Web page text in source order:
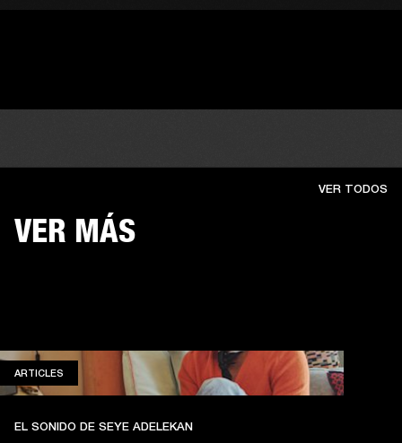
VER MÁS
VER TODOS
ARTICLES
EL SONIDO DE SEYE ADELEKAN